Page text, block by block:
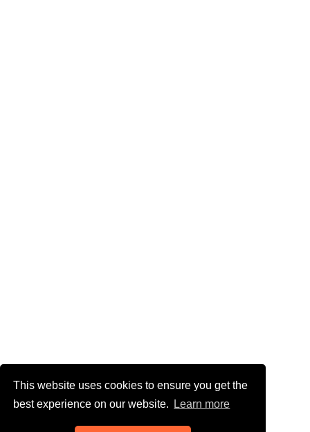
This website uses cookies to ensure you get the
best experience on our website.
Learn more